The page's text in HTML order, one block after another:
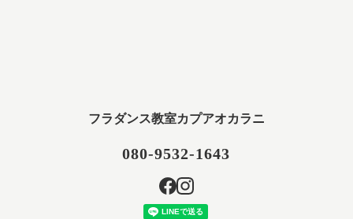
フラダンス教室カプアオカラニ
080-9532-1643